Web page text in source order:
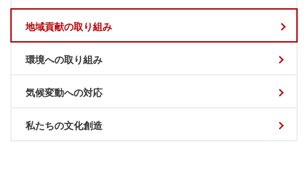
地域貢献の取り組み
環境への取り組み
気候変動への対応
私たちの文化創造